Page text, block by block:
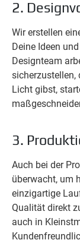
2.
Wir erstellen
Deine Ideen
Designteam
sicherzustellen,
Licht gibst,
3.
Auch bei der
überwacht, um
einzigartige
Qualität direkt
auch in